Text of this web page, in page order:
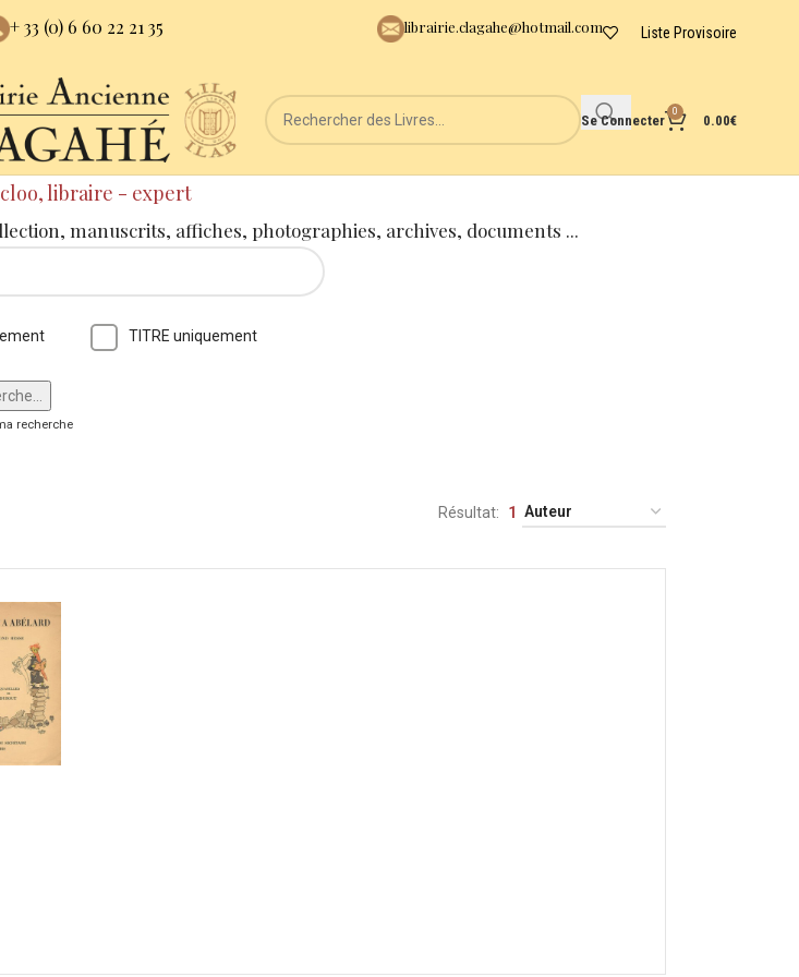
+ 33 (0) 6 60 22 21 35 librairie.clagahe@hotmail.com Liste Provisoire
Se Connecter
0
0.00€
libraire - expert
manuscrits, affiches, photographies, archives, documents ...
TITRE uniquement
recherche
Résultat 1